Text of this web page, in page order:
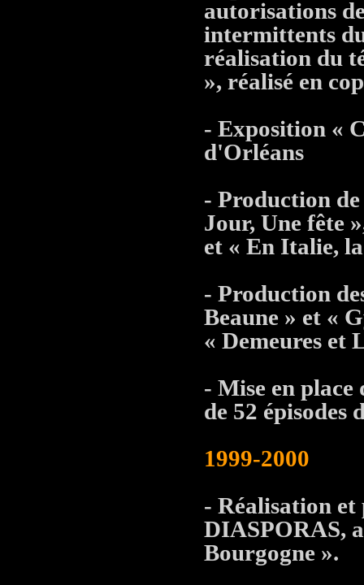
autorisations
intermittents
réalisation du
», réalisé en
- Exposition «
d'Orléans
- Production de
Jour, Une fête
et « En Italie,
- Production
Beaune » et «
« Demeures et
- Mise en place
de 52 épisodes
1999-2000
- Réalisation
DIASPORAS,
Bourgogne ».